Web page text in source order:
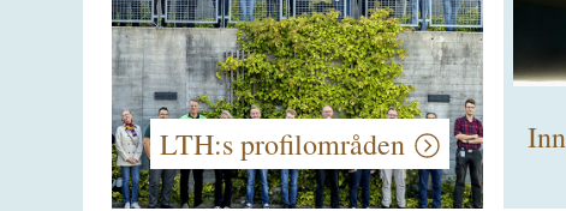
LTH:s profilområden